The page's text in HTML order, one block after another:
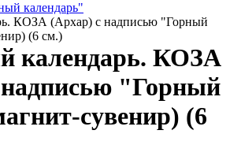
календарь"
КОЗА (Архар) с надписью "Горный
(6 см.)
календарь. КОЗА
"Горный
сувенир) (6